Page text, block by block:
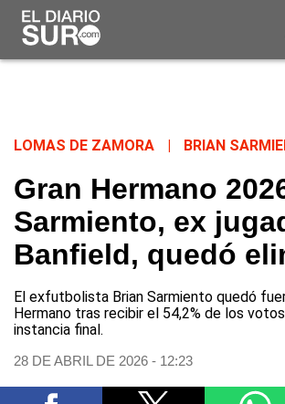
LOMAS DE ZAMORA BRIAN
Gran Hermano
Sarmiento, ex
Banfield, quedó
El exfutbolista Brian Sarmiento quedó
Hermano tras recibir el 54,2% de los
instancia final.
28 DE ABRIL DE 2026 - 12:23